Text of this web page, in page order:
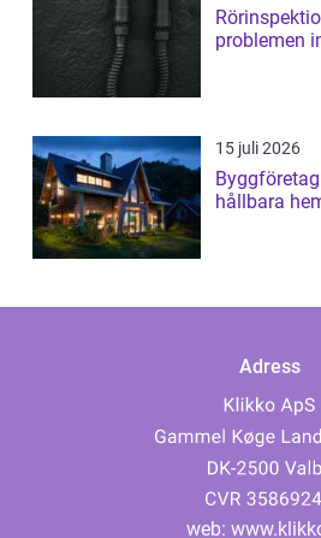
Rörinspektion så
problemen
15 juli 2026
hållbara
Adress
web: